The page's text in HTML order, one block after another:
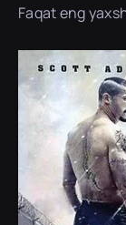
Faqat eng